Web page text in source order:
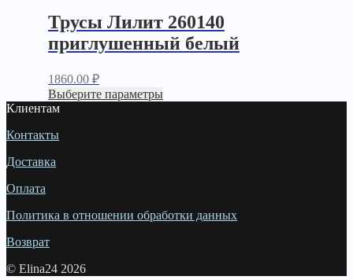
Трусы Лилит 260140
приглушенный белый
1860.00 ₽
Выберите параметры
Клиентам
Контакты
Доставка
Оплата
Политика в отношении обработки данных
Возврат
© Elina24 2026